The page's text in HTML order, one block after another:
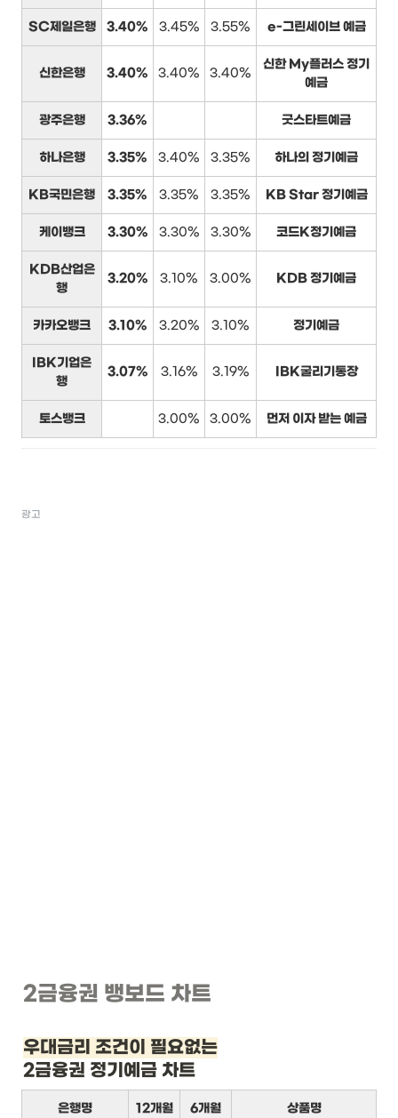
SC제일은행 3.40% 3.45% 3.55% e-그린세이브 예금
신한은행 3.40% 3.40% 3.40%
신한 My플러스 정기
예금
광주은행 3.36% 굿스타트예금
하나은행 3.35% 3.40% 3.35% 하나의 정기예금
KB국민은행 3.35% 3.35% 3.35% KB Star 정기예금
케이뱅크 3.30% 3.30% 3.30% 코드K정기예금
KDB산업은
행
3.20% 3.10% 3.00% KDB 정기예금
카카오뱅크 3.10% 3.20% 3.10% 정기예금
IBK기업은
행
3.07% 3.16% 3.19% IBK굴리기통장
토스뱅크 3.00% 3.00% 먼저 이자 받는 예금
광고
2금융권 뱅보드 차트
우대금리 조건이 필요없는
2금융권 정기예금 차트
은행명 12개월 6개월 상품명